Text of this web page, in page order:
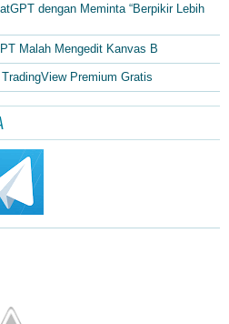
dengan Meminta “Berpikir Lebih
Malah Mengedit Kanvas B
Premium Gratis